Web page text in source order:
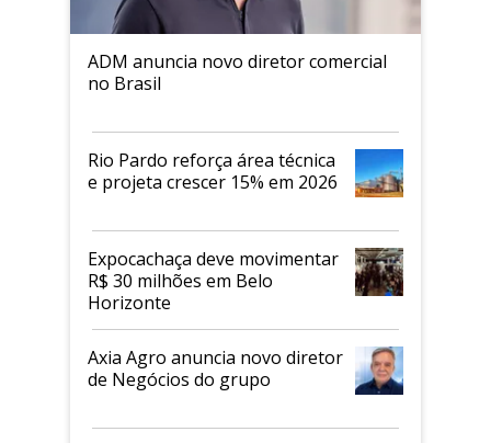
ADM anuncia novo diretor comercial
no Brasil
Rio Pardo reforça área técnica
e projeta crescer 15% em 2026
Expocachaça deve movimentar
R$ 30 milhões em Belo
Horizonte
Axia Agro anuncia novo diretor
de Negócios do grupo